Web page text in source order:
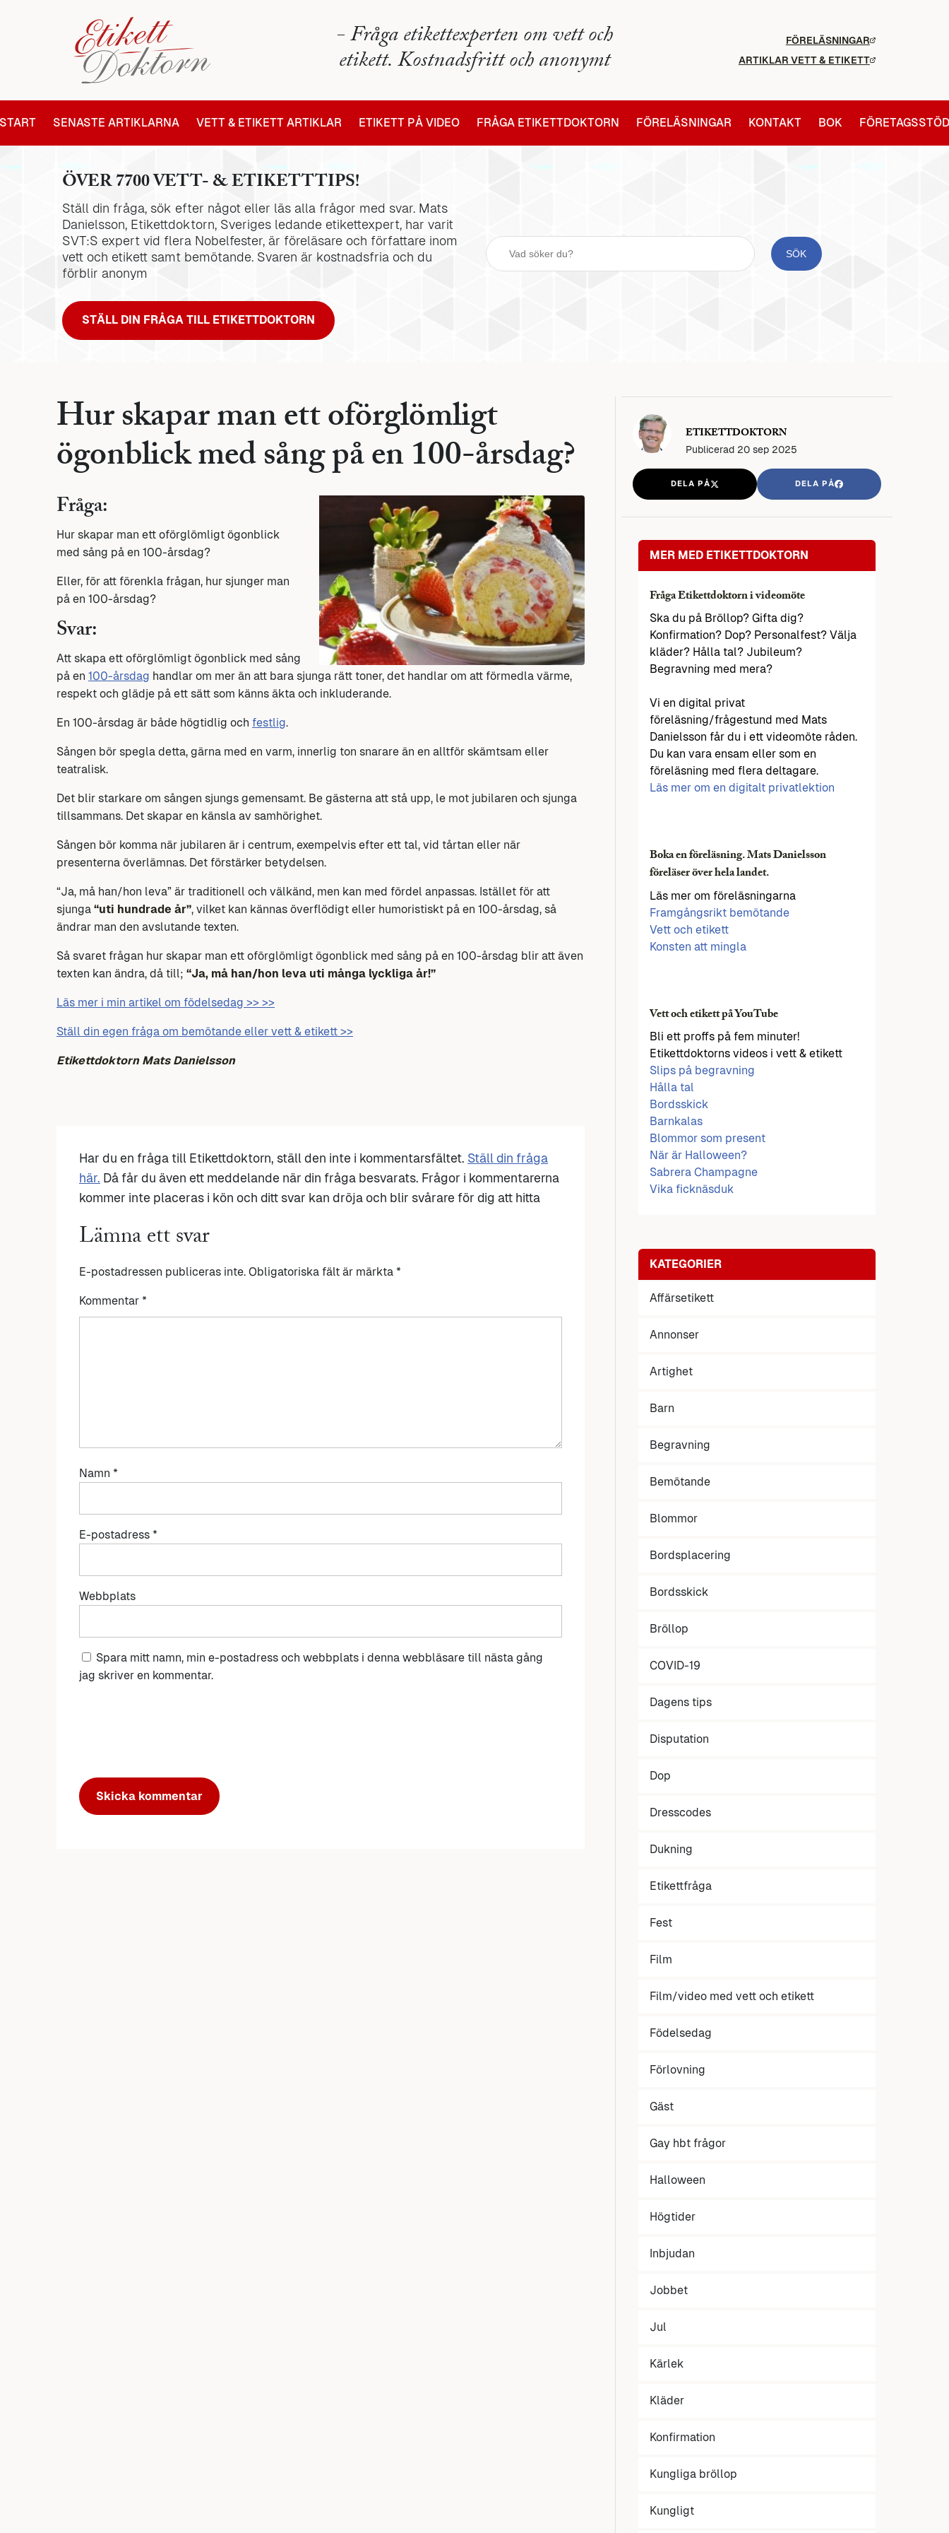
- Fråga etikettexperten om vett och
etikett. Kostnadsfritt och anonymt
FÖRELÄSNINGAR
ARTIKLAR VETT & ETIKETT
START SENASTE ARTIKLARNA VETT & ETIKETT ARTIKLAR ETIKETT PÅ VIDEO FRÅGA ETIKETTDOKTORN FÖRELÄSNINGAR KONTAKT BOK FÖRETAGSSTÖD
ÖVER 7700 VETT- & ETIKETTTIPS!
Ställ din fråga, sök efter något eller läs alla frågor med svar. Mats
Danielsson, Etikettdoktorn, Sveriges ledande etikettexpert, har varit
SVT:S expert vid flera Nobelfester, är föreläsare och författare inom
vett och etikett samt bemötande. Svaren är kostnadsfria och du
förblir anonym
STÄLL DIN FRÅGA TILL ETIKETTDOKTORN
Hur skapar man ett oförglömligt
ögonblick med sång på en 100-årsdag?
Fråga:
Hur skapar man ett oförglömligt ögonblick
med sång på en 100-årsdag?
Eller, för att förenkla frågan, hur sjunger man
på en 100-årsdag?
Svar:
Att skapa ett oförglömligt ögonblick med sång
på en 100-årsdag handlar om mer än att bara sjunga rätt toner, det handlar om att förmedla värme,
respekt och glädje på ett sätt som känns äkta och inkluderande.
En 100-årsdag är både högtidlig och festlig.
Sången bör spegla detta, gärna med en varm, innerlig ton snarare än en alltför skämtsam eller
teatralisk.
Det blir starkare om sången sjungs gemensamt. Be gästerna att stå upp, le mot jubilaren och sjunga
tillsammans. Det skapar en känsla av samhörighet.
Sången bör komma när jubilaren är i centrum, exempelvis efter ett tal, vid tårtan eller när
presenterna överlämnas. Det förstärker betydelsen.
“Ja, må han/hon leva” är traditionell och välkänd, men kan med fördel anpassas. Istället för att
sjunga “uti hundrade år”, vilket kan kännas överflödigt eller humoristiskt på en 100-årsdag, så
ändrar man den avslutande texten.
Så svaret frågan hur skapar man ett oförglömligt ögonblick med sång på en 100-årsdag blir att även
texten kan ändra, då till; “Ja, må han/hon leva uti många lyckliga år!”
Läs mer i min artikel om födelsedag >> >>
Ställ din egen fråga om bemötande eller vett & etikett >>
Etikettdoktorn Mats Danielsson
Har du en fråga till Etikettdoktorn, ställ den inte i kommentarsfältet. Ställ din fråga
här. Då får du även ett meddelande när din fråga besvarats. Frågor i kommentarerna
kommer inte placeras i kön och ditt svar kan dröja och blir svårare för dig att hitta
Lämna ett svar
E-postadressen publiceras inte. Obligatoriska fält är märkta *
Kommentar *
Namn *
E-postadress *
Webbplats
Spara mitt namn, min e-postadress och webbplats i denna webbläsare till nästa gång
jag skriver en kommentar.
ETIKETTDOKTORN
Publicerad 20 sep 2025
DELA PÅ DELA PÅ
MER MED ETIKETTDOKTORN
Fråga Etikettdoktorn i videomöte
Ska du på Bröllop? Gifta dig?
Konfirmation? Dop? Personalfest? Välja
kläder? Hålla tal? Jubileum?
Begravning med mera?
Vi en digital privat
föreläsning/frågestund med Mats
Danielsson får du i ett videomöte råden.
Du kan vara ensam eller som en
föreläsning med flera deltagare.
Läs mer om en digitalt privatlektion
Boka en föreläsning. Mats Danielsson
föreläser över hela landet.
Läs mer om föreläsningarna
Framgångsrikt bemötande
Vett och etikett
Konsten att mingla
Vett och etikett på YouTube
Bli ett proffs på fem minuter!
Etikettdoktorns videos i vett & etikett
Slips på begravning
Hålla tal
Bordsskick
Barnkalas
Blommor som present
När är Halloween?
Sabrera Champagne
Vika ficknäsduk
KATEGORIER
Affärsetikett
Annonser
Artighet
Barn
Begravning
Bemötande
Blommor
Bordsplacering
Bordsskick
Bröllop
COVID-19
Dagens tips
Disputation
Dop
Dresscodes
Dukning
Etikettfråga
Fest
Film
Film/video med vett och etikett
Födelsedag
Förlovning
Gäst
Gay hbt frågor
Halloween
Högtider
Inbjudan
Jobbet
Jul
Kärlek
Kläder
Konfirmation
Kungliga bröllop
Kungligt